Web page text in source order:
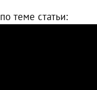
теме статьи: